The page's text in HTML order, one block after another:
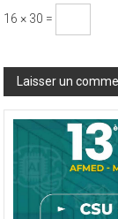
16 × 30 =